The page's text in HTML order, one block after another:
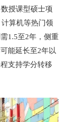
授课型硕士项
算机等热门领
1.5至2年，侧重
能延长至2年以
支持学分转移